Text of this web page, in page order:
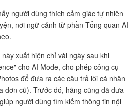
người dùng thích cảm giác tự nhiên
nơi ngữ cảnh từ phần Tổng quan AI
này xuất hiện chỉ vài ngày sau khi
cho AI Mode, cho phép công cụ
để đưa ra các câu trả lời cá nhân
đơn cũ). Trước đó, hãng cũng đã đưa
người dùng tìm kiếm thông tin nội